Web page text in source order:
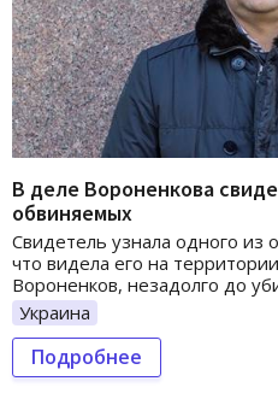
В деле Вороненкова
обвиняемых
Свидетель узнала одного из
что видела его на
Вороненков, незадолго до
Украина
Подробнее